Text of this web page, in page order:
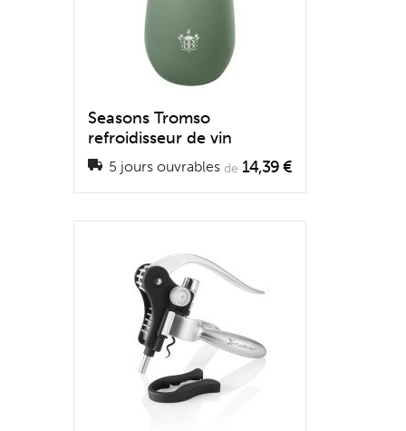
Seasons Tromso
refroidisseur de vin
5 jours ouvrables de 14,39 €